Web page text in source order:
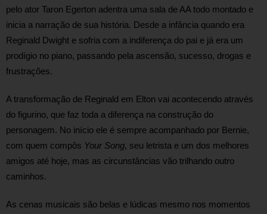
pelo ator Taron Egerton adentra uma sala de AA todo montado e
inicia a narração de sua história. Desde a infância quando era
Reginald Dwight e sofria com a indiferença do pai e já era um
prodígio no piano, passando pela ascensão, sucesso, drogas e
frustrações.
A transformação de Reginald em Elton vai acontecendo através
do figurino, que faz toda a diferença na construção do
personagem. No início ele é sempre acompanhado por Bernie,
com quem compôs Your Song, seu letrista e um dos melhores
amigos até hoje, mas as circunstâncias vão trilhando outro
caminhos.
As cenas musicais são belas e lúdicas mesmo nos momentos